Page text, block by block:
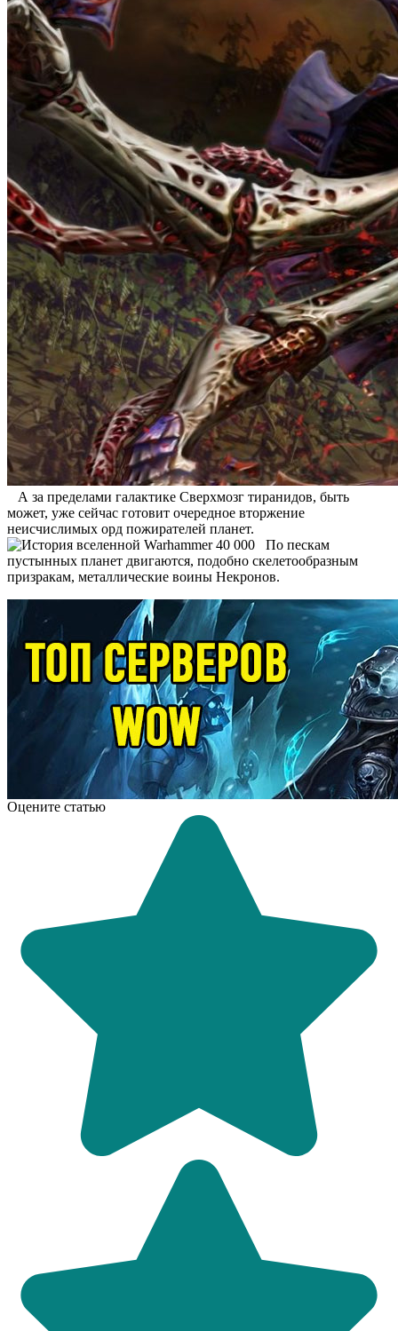
А за пределами галактике Сверхмозг тиранидов, быть
может, уже сейчас готовит очередное вторжение
неисчислимых орд пожирателей планет.
По пескам
пустынных планет двигаются, подобно скелетообразным
призракам, металлические воины Некронов.
Оцените статью